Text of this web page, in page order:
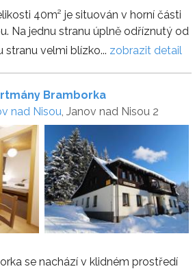
40m² je situován v horní části
Na jednu stranu úplně odříznutý od
stranu velmi blízko... zobrazit detail
Bramborka
nad Nisou, Janov nad Nisou 2
se nachází v klidném prostředí